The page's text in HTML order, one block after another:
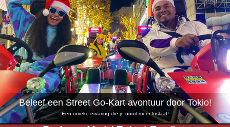
Bereikbaarheid Reviews Veelgestelde Vragen
Bedrijf Reserveren
Vestiging Wijzigen
Tokio Shinagawa Tokio Akihabara#1
Tokio Akihabara#2 Tokio Shibuya
Tokio Shibuya Annex Tokio Baai
Tokio Asakusa Osaka
Okinawa
Beleef een Street Go-Kart avontuur door Tokio!
Een unieke ervaring die je nooit meer loslaat!